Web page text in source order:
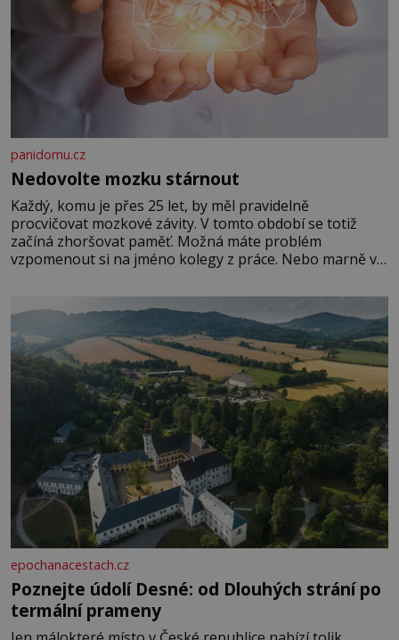
panidomu.cz
Nedovolte mozku stárnout
Každý, komu je přes 25 let, by měl pravidelně
procvičovat mozkové závity. V tomto období se totiž
začíná zhoršovat paměť. Možná máte problém
vzpomenout si na jméno kolegy z práce. Nebo marně v
Je to opravdu tak, s věkem jako kdyby se paměť
rozhodla stávkovat. Cvičte
epochanacestach.cz
Poznejte údolí Desné: od Dlouhých strání po
termální prameny